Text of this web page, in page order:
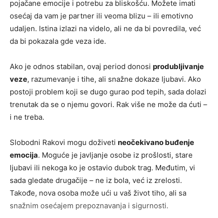
pojačane emocije i potrebu za bliskošću. Možete imati
osećaj da vam je partner ili veoma blizu – ili emotivno
udaljen. Istina izlazi na videlo, ali ne da bi povredila, već
da bi pokazala gde veza ide.
Ako je odnos stabilan, ovaj period donosi produbljivanje
veze, razumevanje i tihe, ali snažne dokaze ljubavi. Ako
postoji problem koji se dugo gurao pod tepih, sada dolazi
trenutak da se o njemu govori. Rak više ne može da ćuti –
i ne treba.
Slobodni Rakovi mogu doživeti neočekivano buđenje
emocija. Moguće je javljanje osobe iz prošlosti, stare
ljubavi ili nekoga ko je ostavio dubok trag. Međutim, vi
sada gledate drugačije – ne iz bola, već iz zrelosti.
Takođe, nova osoba može ući u vaš život tiho, ali sa
snažnim osećajem prepoznavanja i sigurnosti.